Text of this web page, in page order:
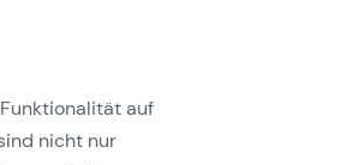
auf
nicht nur